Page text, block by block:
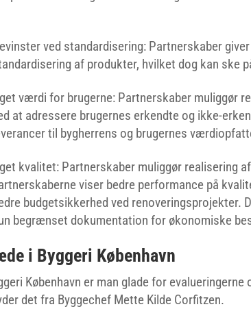
ved standardisering: Partnerskaber
af produkter, hvilket dog kan ske
værdi for brugerne: Partnerskaber muliggør
at adressere brugernes erkendte og ikke-
til bygherrens og brugernes
kvalitet: Partnerskaber muliggør realisering
viser bedre performance på
budgetsikkerhed ved renoveringsprojekter.
begrænset dokumentation for økonomiske
i Byggeri København
København er man glade for
det fra Byggechef Mette Kilde Corfitzen.